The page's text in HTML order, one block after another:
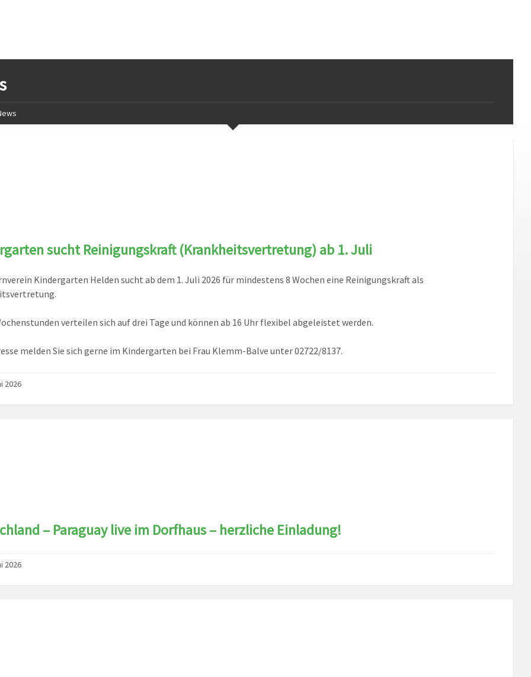
sucht Reinigungskraft (Krankheitsvertretung) ab 1. Juli
Kindergarten Helden sucht ab dem 1. Juli 2026 für mindestens 8 Wochen eine Reinigungskraft als
verteilen sich auf drei Tage und können ab 16 Uhr flexibel abgeleistet werden.
melden Sie sich gerne im Kindergarten bei Frau Klemm-Balve unter 02722/8137.
2026
– Paraguay live im Dorfhaus – herzliche Einladung!
2026